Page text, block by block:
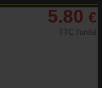
5.80 €
TTC l'unité